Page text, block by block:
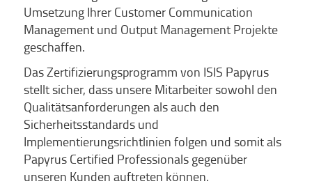
Umsetzung Ihrer Customer Communication
Management und Output Management Projekte
geschaffen.
Das Zertifizierungsprogramm von ISIS Papyrus
stellt sicher, dass unsere Mitarbeiter sowohl den
Qualitätsanforderungen als auch den
Sicherheitsstandards und
Implementierungsrichtlinien folgen und somit als
Papyrus Certified Professionals gegenüber
unseren Kunden auftreten können.